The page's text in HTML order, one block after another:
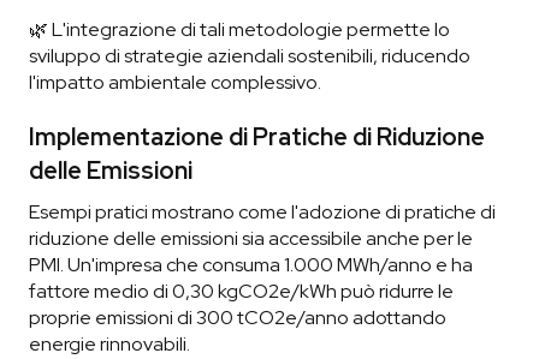
🌿 L'integrazione di tali metodologie permette lo
sviluppo di strategie aziendali sostenibili, riducendo
l'impatto ambientale complessivo.
Implementazione di Pratiche di Riduzione
delle Emissioni
Esempi pratici mostrano come l'adozione di pratiche di
riduzione delle emissioni sia accessibile anche per le
PMI. Un'impresa che consuma 1.000 MWh/anno e ha
fattore medio di 0,30 kgCO2e/kWh può ridurre le
proprie emissioni di 300 tCO2e/anno adottando
energie rinnovabili.